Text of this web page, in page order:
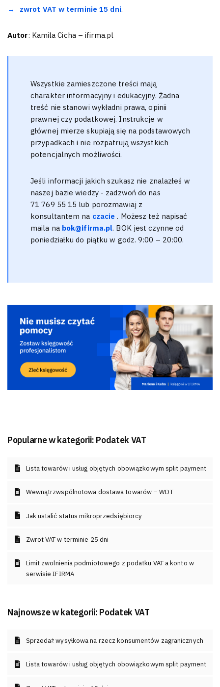
zwrot VAT w terminie 15 dni.
Autor: Kamila Cicha – ifirma.pl
Wszystkie zamieszczone treści mają
charakter informacyjny i edukacyjny. Żadna
treść nie stanowi wykładni prawa, opinii
prawnej czy podatkowej. Instrukcje w
głównej mierze skupiają się na podstawowych
przypadkach i nie rozpatrują wszystkich
potencjalnych możliwości.
Jeśli informacji jakich szukasz nie znalazłeś w
naszej bazie wiedzy - zadzwoń do nas
71 769 55 15 lub porozmawiaj z
konsultantem na czacie. Możesz też napisać
maila na bok@ifirma.pl. BOK jest czynne od
poniedziałku do piątku w godz. 9:00 – 20:00.
Popularne w kategorii: Podatek VAT
Lista towarów i usług objętych obowiązkowym split payment
Wewnątrzwspólnotowa dostawa towarów – WDT
Jak ustalić status mikroprzedsiębiorcy
Zwrot VAT w terminie 25 dni
Limit zwolnienia podmiotowego z podatku VAT a konto w
serwisie IFIRMA
Najnowsze w kategorii: Podatek VAT
Sprzedaż wysyłkowa na rzecz konsumentów zagranicznych
Lista towarów i usług objętych obowiązkowym split payment